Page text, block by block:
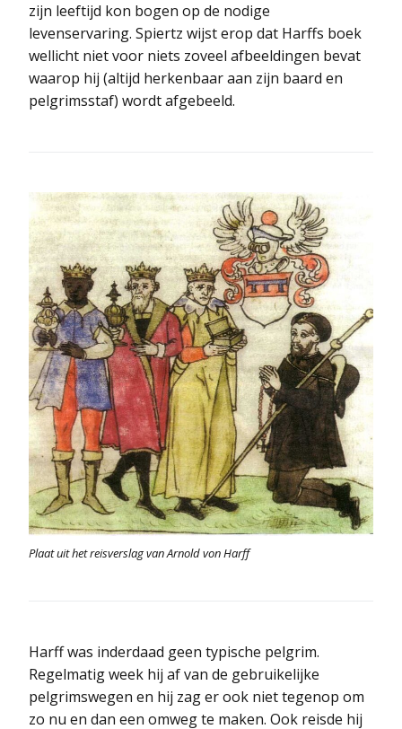
zijn leeftijd kon bogen op de nodige
levenservaring. Spiertz wijst erop dat Harffs boek
wellicht niet voor niets zoveel afbeeldingen bevat
waarop hij (altijd herkenbaar aan zijn baard en
pelgrimsstaf) wordt afgebeeld.
Plaat uit het reisverslag van Arnold von Harff
Harff was inderdaad geen typische pelgrim.
Regelmatig week hij af van de gebruikelijke
pelgrimswegen en hij zag er ook niet tegenop om
zo nu en dan een omweg te maken. Ook reisde hij